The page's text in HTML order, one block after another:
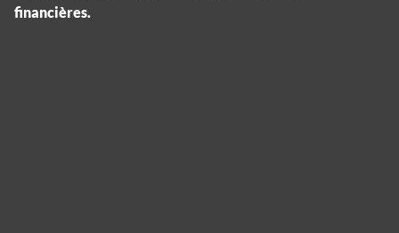
financières.